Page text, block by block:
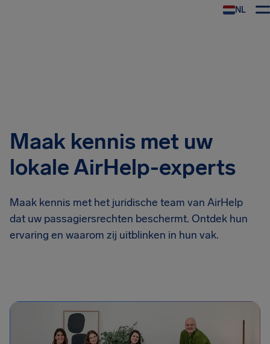
NL
Maak kennis met uw
lokale AirHelp-experts
Maak kennis met het juridische team van AirHelp
dat uw passagiersrechten beschermt. Ontdek hun
ervaring en waarom zij uitblinken in hun vak.